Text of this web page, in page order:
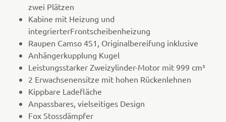
zwei Plätzen
Kabine mit Heizung und
integrierterFrontscheibenheizung
Raupen Camso 4S1, Originalbereifung inklusive
Anhängerkupplung Kugel
Leistungsstarker Zweizylinder-Motor mit 999 cm³
2 Erwachsenensitze mit hohen Rückenlehnen
Kippbare Ladefläche
Anpassbares, vielseitiges Design
Fox Stossdämpfer